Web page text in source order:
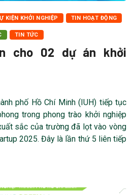
KIỆN KHỞI NGHIỆP TIN HOẠT ĐỘNG
TIN TỨC
cho 02 dự án khởi
phố Hồ Chí Minh (IUH) tiếp tục
trong phong trào khởi nghiệp
sắc của trường đã lọt vào vòng
2025. Đây là lần thứ 5 liên tiếp